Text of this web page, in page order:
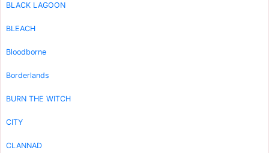
BLACK LAGOON
BLEACH
Bloodborne
Borderlands
BURN THE WITCH
CITY
CLANNAD